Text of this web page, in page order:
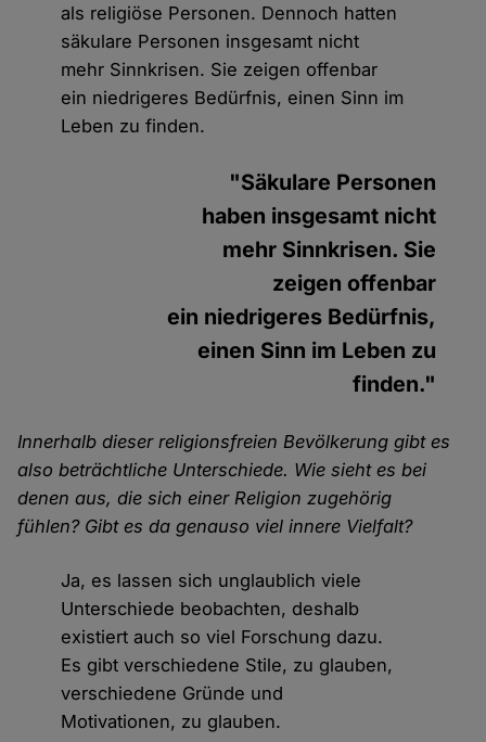
als religiöse Personen. Dennoch hatten
säkulare Personen insgesamt nicht
mehr Sinnkrisen. Sie zeigen offenbar
ein niedrigeres Bedürfnis, einen Sinn im
Leben zu finden.
"Säkulare Personen
haben insgesamt nicht
mehr Sinnkrisen. Sie
zeigen offenbar
ein niedrigeres Bedürfnis,
einen Sinn im Leben zu
finden."
Innerhalb dieser religionsfreien Bevölkerung gibt es
also beträchtliche Unterschiede. Wie sieht es bei
denen aus, die sich einer Religion zugehörig
fühlen? Gibt es da genauso viel innere Vielfalt?
Ja, es lassen sich unglaublich viele
Unterschiede beobachten, deshalb
existiert auch so viel Forschung dazu.
Es gibt verschiedene Stile, zu glauben,
verschiedene Gründe und
Motivationen, zu glauben.